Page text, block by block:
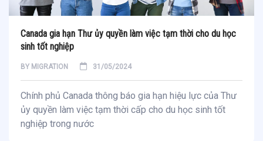
Canada gia hạn Thư ủy quyền làm việc tạm thời cho du học
sinh tốt nghiệp
BY MIGRATION 31/05/2024
Chính phủ Canada thông báo gia hạn hiệu lực của Thư
ủy quyền làm việc tạm thời cấp cho du học sinh tốt
nghiệp trong nước